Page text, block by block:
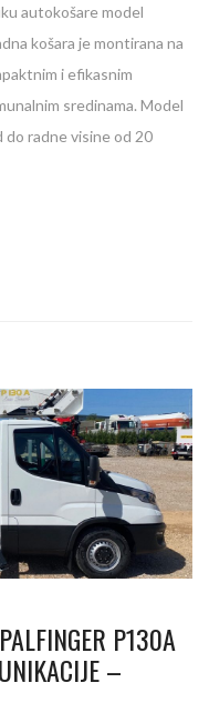
autokošare model
košara je montirana na
i efikasnim
sredinama. Model
do radne visine od 20
P130A
–